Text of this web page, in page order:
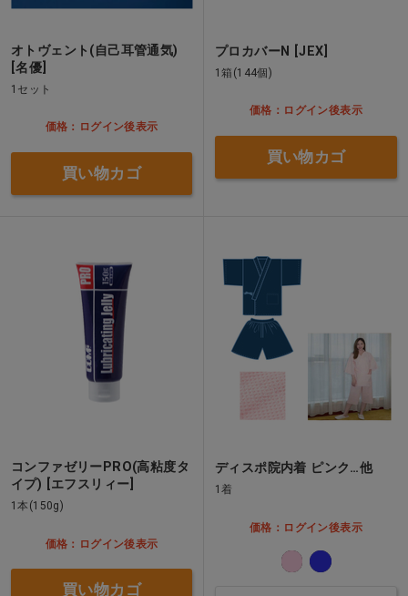
オトヴェント(自己耳管通気)
[名優]
1セット
価格：ログイン後表示
買い物カゴ
プロカバーN [JEX]
1箱(144個)
価格：ログイン後表示
買い物カゴ
コンファゼリーPRO(高粘度タ
イプ) [エフスリィー]
1本(150g)
価格：ログイン後表示
買い物カゴ
ディスポ院内着 ピンク…他
1着
価格：ログイン後表示